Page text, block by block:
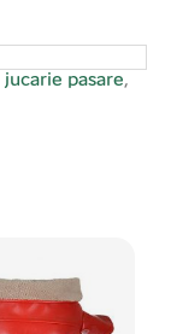
jucarie pasare,